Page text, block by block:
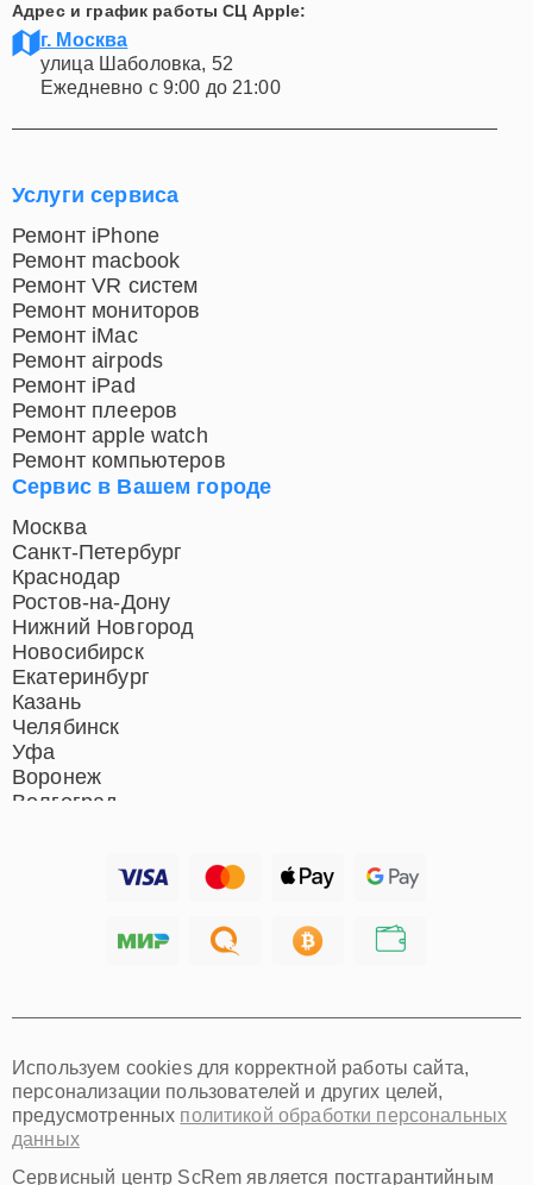
Адрес и график работы СЦ Apple:
г. Москва
улица Шаболовка, 52
Ежедневно с 9:00 до 21:00
Сервис в Вашем городе
Москва
Санкт-Петербург
Краснодар
Ростов-на-Дону
Нижний Новгород
Новосибирск
Екатеринбург
Казань
Челябинск
Уфа
Воронеж
Волгоград
Хабаровск
Омск
Красноярск
Пермь
Ульяновск
Киров
Услуги сервиса
Ремонт iPhone
Ремонт macbook
Ремонт VR систем
Ремонт мониторов
Ремонт iMac
Ремонт airpods
Ремонт iPad
Ремонт плееров
Ремонт apple watch
Ремонт компьютеров
Используем cookies для корректной работы сайта,
персонализации пользователей и других целей,
предусмотренных политикой обработки персональных
данных
Сервисный центр ScRem является постгарантийным